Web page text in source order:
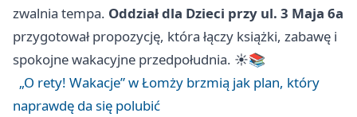
zwalnia tempa. Oddział dla Dzieci przy ul. 3 Maja 6a
przygotował propozycję, która łączy książki, zabawę i
spokojne wakacyjne przedpołudnia. ☀️📚
„O rety! Wakacje” w Łomży brzmią jak plan, który
naprawdę da się polubić